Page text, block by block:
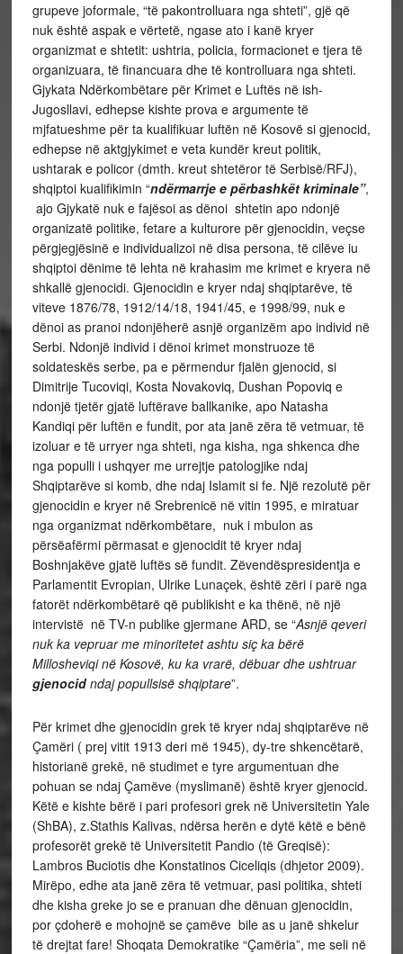
grupeve joformale, “të pakontrolluara nga shteti”, gjë që
nuk është aspak e vërtetë, ngase ato i kanë kryer
organizmat e shtetit: ushtria, policia, formacionet e tjera të
organizuara, të financuara dhe të kontrolluara nga shteti.
Gjykata Ndërkombëtare për Krimet e Luftës në ish-
Jugosllavi, edhepse kishte prova e argumente të
mjfatueshme për ta kualifikuar luftën në Kosovë si gjenocid,
edhepse në aktgjykimet e veta kundër kreut politik,
ushtarak e policor (dmth. kreut shtetëror të Serbisë/RFJ),
shqiptoi kualifikimin “ndërmarrje e përbashkët kriminale”,
ajo Gjykatë nuk e fajësoi as dënoi shtetin apo ndonjë
organizatë politike, fetare a kulturore për gjenocidin, veçse
përgjegjësinë e individualizoi në disa persona, të cilëve iu
shqiptoi dënime të lehta në krahasim me krimet e kryera në
shkallë gjenocidi. Gjenocidin e kryer ndaj shqiptarëve, të
viteve 1876/78, 1912/14/18, 1941/45, e 1998/99, nuk e
dënoi as pranoi ndonjëherë asnjë organizëm apo individ në
Serbi. Ndonjë individ i dënoi krimet monstruoze të
soldateskës serbe, pa e përmendur fjalën gjenocid, si
Dimitrije Tucoviqi, Kosta Novakoviq, Dushan Popoviq e
ndonjë tjetër gjatë luftërave ballkanike, apo Natasha
Kandiqi për luftën e fundit, por ata janë zëra të vetmuar, të
izoluar e të urryer nga shteti, nga kisha, nga shkenca dhe
nga populli i ushqyer me urrejtje patologjike ndaj
Shqiptarëve si komb, dhe ndaj Islamit si fe. Një rezolutë për
gjenocidin e kryer në Srebrenicë në vitin 1995, e miratuar
nga organizmat ndërkombëtare, nuk i mbulon as
përsëafërmi përmasat e gjenocidit të kryer ndaj
Boshnjakëve gjatë luftës së fundit. Zëvendëspresidentja e
Parlamentit Evropian, Ulrike Lunaçek, është zëri i parë nga
fatorët ndërkombëtarë që publikisht e ka thënë, në një
intervistë në TV-n publike gjermane ARD, se “Asnjë qeveri
nuk ka vepruar me minoritetet ashtu siç ka bërë
Millosheviqi në Kosovë, ku ka vrarë, dëbuar dhe ushtruar
gjenocidndaj popullsisë shqiptare”.
Për krimet dhe gjenocidin grek të kryer ndaj shqiptarëve në
Çamëri ( prej vitit 1913 deri më 1945), dy-tre shkencëtarë,
historianë grekë, në studimet e tyre argumentuan dhe
pohuan se ndaj Çamëve (myslimanë) është kryer gjenocid.
Këtë e kishte bërë i pari profesori grek në Universitetin Yale
(ShBA), z.Stathis Kalivas, ndërsa herën e dytë këtë e bënë
profesorët grekë të Universitetit Pandio (të Greqisë):
Lambros Buciotis dhe Konstatinos Ciceliqis (dhjetor 2009).
Mirëpo, edhe ata janë zëra të vetmuar, pasi politika, shteti
dhe kisha greke jo se e pranuan dhe dënuan gjenocidin,
por çdoherë e mohojnë se çamëve bile as u janë shkelur
të drejtat fare! Shoqata Demokratike “Çamëria”, me seli në